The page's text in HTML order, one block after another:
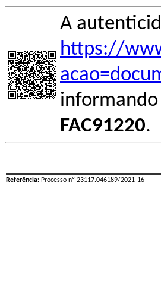
A
https://
FAC91220.
Referência: Processo nº 23117.046189/2021-16